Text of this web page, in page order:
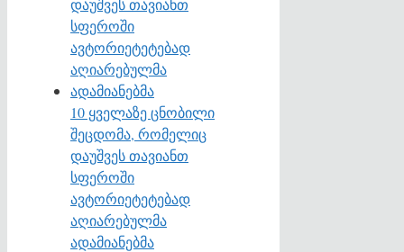
10 ყველაზე ცნობილი
შეცდომა, რომელიც
დაუშვეს თავიანთ
სფეროში
ავტორიეტეტებად
აღიარებულმა
ადამიანებმა